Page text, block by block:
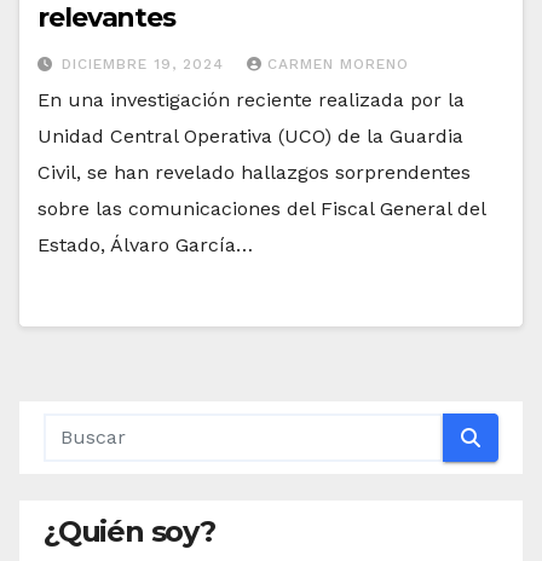
relevantes
DICIEMBRE 19, 2024 CARMEN MORENO
En una investigación reciente realizada por la
Unidad Central Operativa (UCO) de la Guardia
Civil, se han revelado hallazgos sorprendentes
sobre las comunicaciones del Fiscal General del
Estado, Álvaro García…
¿Quién soy?